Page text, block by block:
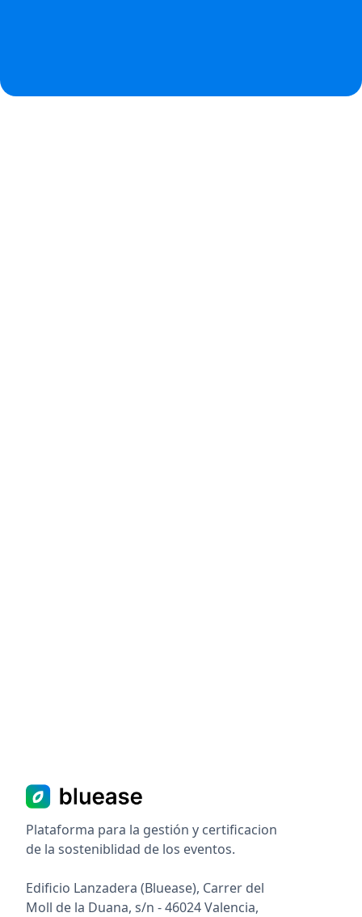
Plataforma para la gestión y certificacion
de la sosteniblidad de los eventos.
Edificio Lanzadera (Bluease), Carrer del
Moll de la Duana, s/n - 46024 Valencia,